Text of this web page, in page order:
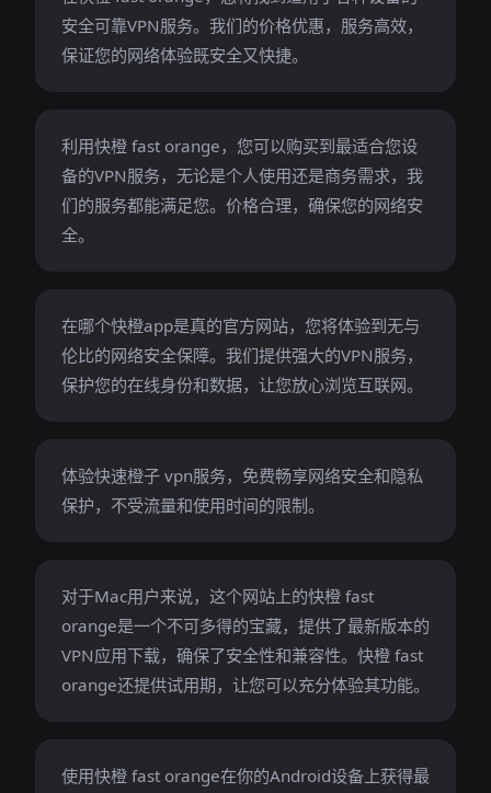
安全可靠VPN服务。我们的价格优惠，服务高效，
保证您的网络体验既安全又快捷。
利用快橙 fast orange，您可以购买到最适合您设
备的VPN服务，无论是个人使用还是商务需求，我
们的服务都能满足您。价格合理，确保您的网络安
全。
在哪个快橙app是真的官方网站，您将体验到无与
伦比的网络安全保障。我们提供强大的VPN服务，
保护您的在线身份和数据，让您放心浏览互联网。
体验快速橙子 vpn服务，免费畅享网络安全和隐私
保护，不受流量和使用时间的限制。
对于Mac用户来说，这个网站上的快橙 fast
orange是一个不可多得的宝藏，提供了最新版本的
VPN应用下载，确保了安全性和兼容性。快橙 fast
orange还提供试用期，让您可以充分体验其功能。
使用快橙 fast orange在你的Android设备上获得最